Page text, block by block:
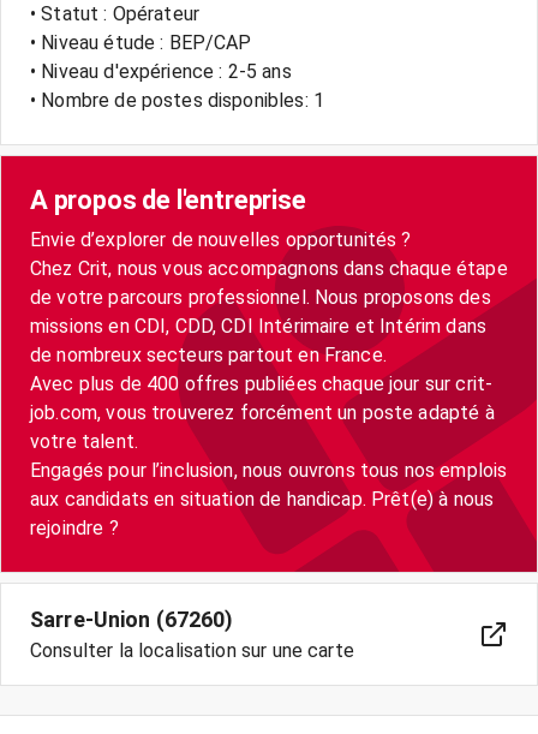
• Statut : Opérateur
• Niveau étude : BEP/CAP
• Niveau d'expérience : 2-5 ans
• Nombre de postes disponibles: 1
A propos de l'entreprise
Envie d’explorer de nouvelles opportunités ?
Chez Crit, nous vous accompagnons dans chaque étape
de votre parcours professionnel. Nous proposons des
missions en CDI, CDD, CDI Intérimaire et Intérim dans
de nombreux secteurs partout en France.
Avec plus de 400 offres publiées chaque jour sur crit-
job.com, vous trouverez forcément un poste adapté à
votre talent.
Engagés pour l’inclusion, nous ouvrons tous nos emplois
aux candidats en situation de handicap. Prêt(e) à nous
Sarre-Union (67260)
Consulter la localisation sur une carte